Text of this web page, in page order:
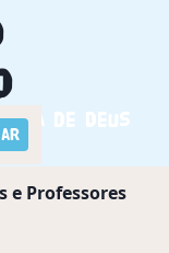
de Deus
e Professores